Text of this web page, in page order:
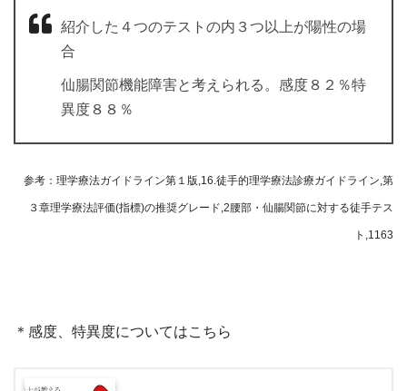
紹介した４つのテストの内３つ以上が陽性の場
合
仙腸関節機能障害と考えられる。感度８２％特
異度８８％
参考：理学療法ガイドライン第１版,16.徒手的理学療法診療ガイドライン,第
３章理学療法評価(指標)の推奨グレード,2腰部・仙腸関節に対する徒手テス
ト,1163
＊感度、特異度についてはこちら